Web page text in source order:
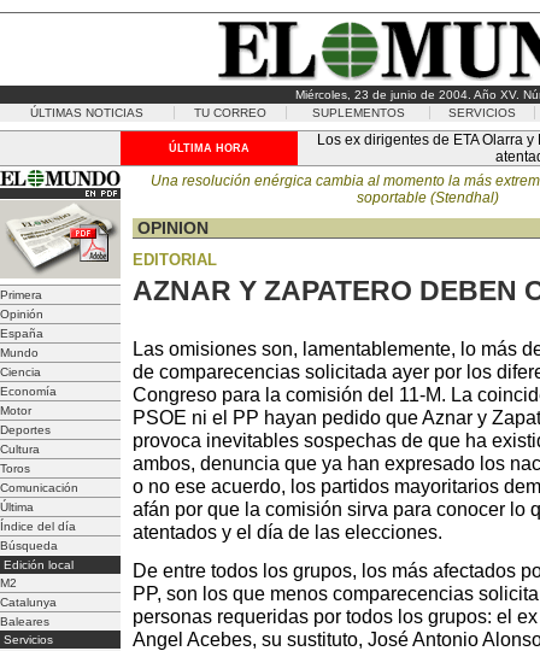
Miércoles, 23 de junio de 2004. Año XV.
ÚLTIMAS NOTICIAS
TU CORREO SUPLEMENTOS SERVICIOS
ÚLTIMA HORA
Los ex dirigentes de ETA Olarra
Primera
Opinión
España
Mundo
Ciencia
Economía
Motor
Deportes
Cultura
Toros
Comunicación
Última
Índice del día
Búsqueda
Edición local
M2
Catalunya
Baleares
Servicios
Una resolución enérgica cambia al momento la más
soportable (Stendhal)
OPINION
EDITORIAL
AZNAR Y ZAPATERO DEBEN
Las omisiones son, lamentablemente, lo más
de comparecencias solicitada ayer por los
Congreso para la comisión del 11-M. La
PSOE ni el PP hayan pedido que Aznar y
provoca inevitables sospechas de que ha
ambos, denuncia que ya han expresado los
o no ese acuerdo, los partidos mayoritarios
afán por que la comisión sirva para conocer lo
atentados y el día de las elecciones.
De entre todos los grupos, los más afectados
PP, son los que menos comparecencias
personas requeridas por todos los grupos: el
Angel Acebes, su sustituto, José Antonio